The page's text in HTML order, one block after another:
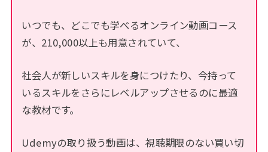
いつでも、どこでも学べるオンライン動画コース
が、210,000以上も用意されていて、
社会人が新しいスキルを身につけたり、今持って
いるスキルをさらにレベルアップさせるのに最適
な教材です。
Udemyの取り扱う動画は、視聴期限のない買い切